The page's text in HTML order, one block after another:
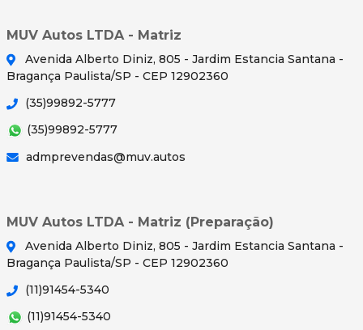
MUV Autos LTDA - Matriz
Avenida Alberto Diniz, 805 - Jardim Estancia Santana -
Bragança Paulista/SP - CEP 12902360
(35)99892-5777
(35)99892-5777
admprevendas@muv.autos
MUV Autos LTDA - Matriz (Preparação)
Avenida Alberto Diniz, 805 - Jardim Estancia Santana -
Bragança Paulista/SP - CEP 12902360
(11)91454-5340
(11)91454-5340